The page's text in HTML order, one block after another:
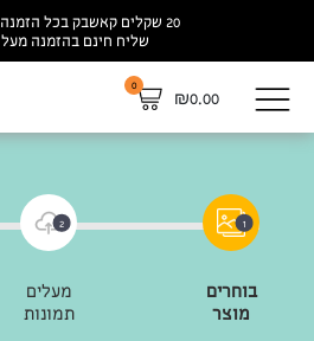
20 שקלים קאשבק בכל הזמנה מעל 250 ש”ח
שליח חינם בהזמנה מעל 300 ש”ח
₪0.00
0
1
בוחרים
מוצר
2
מעלים
תמונות